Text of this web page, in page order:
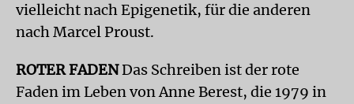
vielleicht nach Epigenetik, für die anderen
nach Marcel Proust.
ROTER FADENDas Schreiben ist der rote
Faden im Leben von Anne Berest, die 1979 in